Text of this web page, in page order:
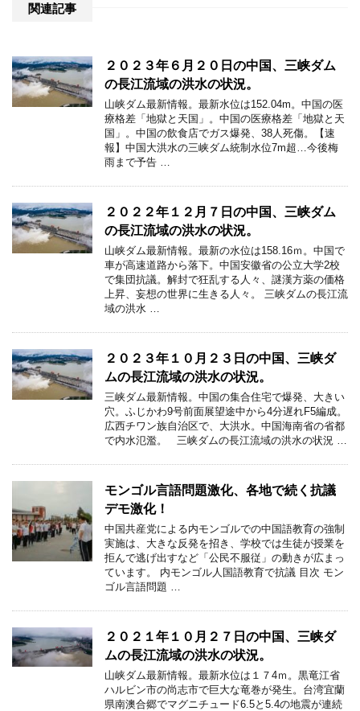
関連記事
２０２３年６月２０日の中国、三峡ダム
の長江流域の洪水の状況。
山峡ダム最新情報。最新水位は152.04m。中国の医
療格差「地獄と天国」。中国の医療格差「地獄と天
国」。中国の飲食店でガス爆発、38人死傷。【速
報】中国大洪水の三峡ダム統制水位7m超…今後梅
雨まで予告 …
２０２２年１２月７日の中国、三峡ダム
の長江流域の洪水の状況。
山峡ダム最新情報。最新の水位は158.16ｍ。中国で
車が高速道路から落下。中国安徽省の公立大学2校
で集団抗議。解封で狂乱する人々、謎漢方薬の価格
上昇、妄想の世界に生きる人々。 三峡ダムの長江流
域の洪水 …
２０２３年１０月２３日の中国、三峡ダ
ムの長江流域の洪水の状況。
三峡ダム最新情報。中国の集合住宅で爆発、大きい
穴。ふじかわ9号前面展望途中から4分遅れF5編成。
広西チワン族自治区で、大洪水。中国海南省の省都
で内水氾濫。 三峡ダムの長江流域の洪水の状況 …
モンゴル言語問題激化、各地で続く抗議
デモ激化！
中国共産党による内モンゴルでの中国語教育の強制
実施は、大きな反発を招き、学校では生徒が授業を
拒んで逃げ出すなど「公民不服従」の動きが広まっ
ています。 内モンゴル人国語教育で抗議 目次 モン
ゴル言語問題 …
２０２１年１０月２７日の中国、三峡ダ
ムの長江流域の洪水の状況。
山峡ダム最新情報。最新水位は１７4ｍ。黒竜江省
ハルビン市の尚志市で巨大な竜巻が発生。台湾宜蘭
県南澳合郷でマグニチュード6.5と5.4の地震が連続